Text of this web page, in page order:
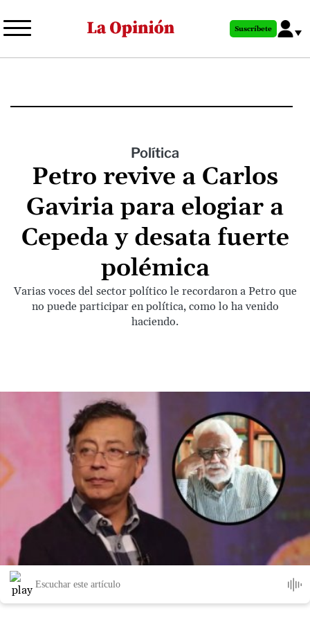
al
principal
Suscríbete
Política
Petro revive a Carlos
Gaviria para elogiar a
Cepeda y desata fuerte
polémica
Varias voces del sector político le recordaron a Petro que
no puede participar en política, como lo ha venido
haciendo.
Escuchar este artículo